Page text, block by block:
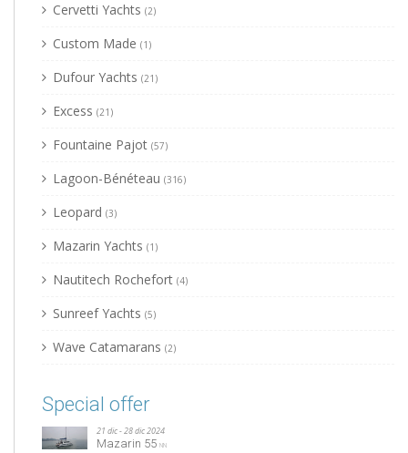
Cervetti Yachts (2)
Custom Made (1)
Dufour Yachts (21)
Excess (21)
Fountaine Pajot (57)
Lagoon-Bénéteau (316)
Leopard (3)
Mazarin Yachts (1)
Nautitech Rochefort (4)
Sunreef Yachts (5)
Wave Catamarans (2)
Special offer
21 dic - 28 dic 2024
Mazarin 55 NN